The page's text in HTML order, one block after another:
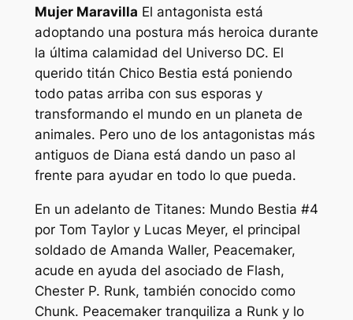
Mujer Maravilla El antagonista está
adoptando una postura más heroica durante
la última calamidad del Universo DC. El
querido titán Chico Bestia está poniendo
todo patas arriba con sus esporas y
transformando el mundo en un planeta de
animales. Pero uno de los antagonistas más
antiguos de Diana está dando un paso al
frente para ayudar en todo lo que pueda.
En un adelanto de Titanes: Mundo Bestia #4
por Tom Taylor y Lucas Meyer, el principal
soldado de Amanda Waller, Peacemaker,
acude en ayuda del asociado de Flash,
Chester P. Runk, también conocido como
Chunk. Peacemaker tranquiliza a Runk y lo